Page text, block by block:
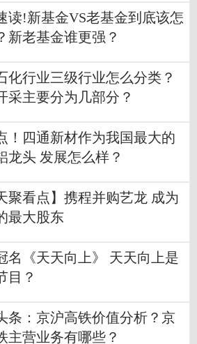
读!新基金VS老基金到底该怎
新老基金谁更强？
化行业三级行业怎么分类？
采主要分为几部分？
！四通新材作为我国最大的
龙头 发展怎么样？
聚看点】携程并购艺龙 成为
最大股东
名《天天向上》 天天向上是
目？
条：京沪高铁价值分析？京
主营业务有哪些？